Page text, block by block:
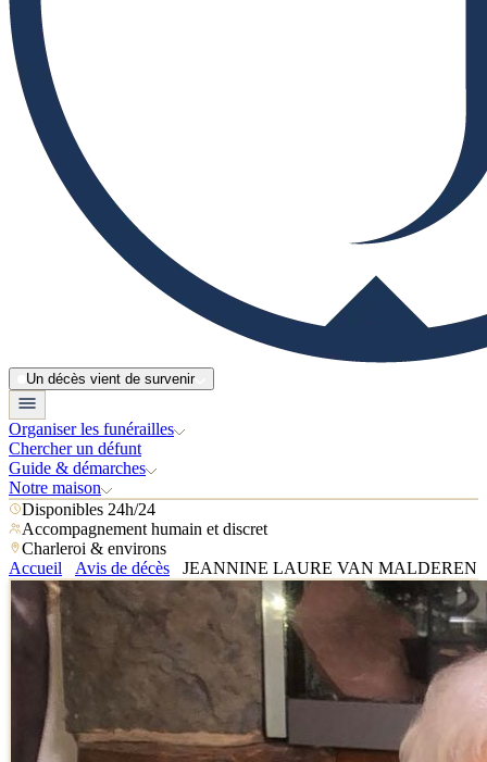
Un décès vient de survenir
Organiser les funérailles
Chercher un défunt
Guide & démarches
Notre maison
Disponibles 24h/24
Accompagnement humain et discret
Charleroi & environs
Accueil
Avis de décès JEANNINE LAURE VAN MALDEREN